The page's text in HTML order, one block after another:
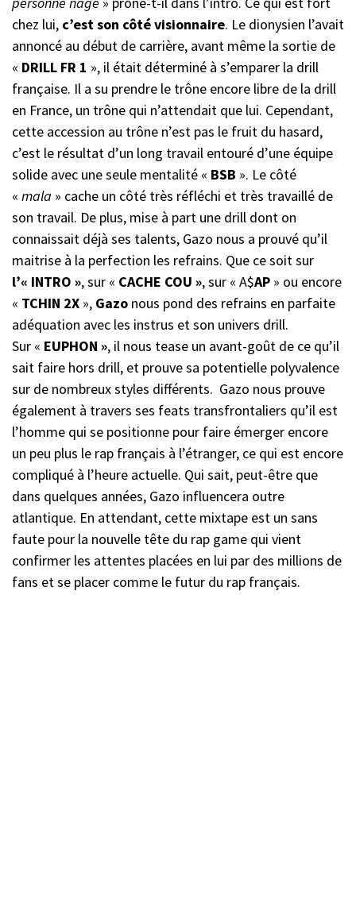
chez lui, c’est son côté visionnaire. Le dionysien l’avait
annoncé au début de carrière, avant même la sortie de
« DRILL FR 1 », il était déterminé à s’emparer la drill
française. Il a su prendre le trône encore libre de la drill
en France, un trône qui n’attendait que lui. Cependant,
cette accession au trône n’est pas le fruit du hasard,
c’est le résultat d’un long travail entouré d’une équipe
solide avec une seule mentalité « BSB ». Le côté
« mala » cache un côté très réfléchi et très travaillé de
son travail. De plus, mise à part une drill dont on
connaissait déjà ses talents, Gazo nous a prouvé qu’il
maitrise à la perfection les refrains. Que ce soit sur
l’« INTRO », sur « CACHE COU », sur « A$AP » ou encore
« TCHIN 2X », Gazo nous pond des refrains en parfaite
adéquation avec les instrus et son univers drill.
Sur « EUPHON », il nous tease un avant-goût de ce qu’il
sait faire hors drill, et prouve sa potentielle polyvalence
sur de nombreux styles différents. Gazo nous prouve
également à travers ses feats transfrontaliers qu’il est
l’homme qui se positionne pour faire émerger encore
un peu plus le rap français à l’étranger, ce qui est encore
compliqué à l’heure actuelle. Qui sait, peut-être que
dans quelques années, Gazo influencera outre
atlantique. En attendant, cette mixtape est un sans
faute pour la nouvelle tête du rap game qui vient
confirmer les attentes placées en lui par des millions de
fans et se placer comme le futur du rap français.